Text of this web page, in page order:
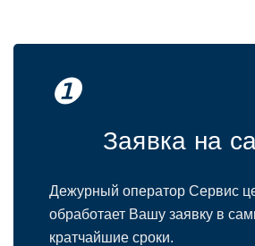
❶
Заявка на
Дежурный оператор Сервис
обработает Вашу заявку в
кратчайшие сроки.